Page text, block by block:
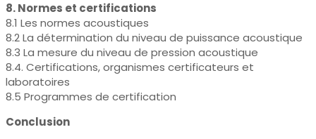
8. Normes et certifications
8.1 Les normes acoustiques
8.2 La détermination du niveau de puissance acoustique
8.3 La mesure du niveau de pression acoustique
8.4. Certifications, organismes certificateurs et
laboratoires
8.5 Programmes de certification
Conclusion